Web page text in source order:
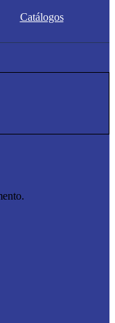
Catálogos